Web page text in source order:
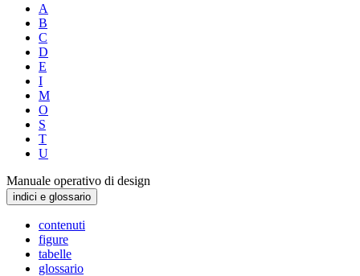
A
B
C
D
E
I
M
O
S
T
U
Manuale operativo di design
indici e glossario
contenuti
figure
tabelle
glossario